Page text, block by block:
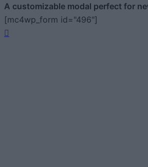
A customizable modal perfect for
[mc4wp_form id="496"]